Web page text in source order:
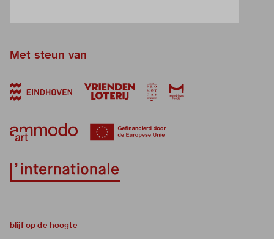
Met steun van
blijf op de hoogte